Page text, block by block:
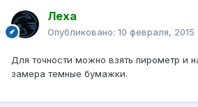
Леха
Опубликовано: 10 февраля, 2015
Для точности можно взять пирометр и
замера темные бумажки.